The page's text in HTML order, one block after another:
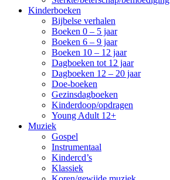
Kinderboeken
Bijbelse verhalen
Boeken 0 – 5 jaar
Boeken 6 – 9 jaar
Boeken 10 – 12 jaar
Dagboeken tot 12 jaar
Dagboeken 12 – 20 jaar
Doe-boeken
Gezinsdagboeken
Kinderdoop/opdragen
Young Adult 12+
Muziek
Gospel
Instrumentaal
Kindercd’s
Klassiek